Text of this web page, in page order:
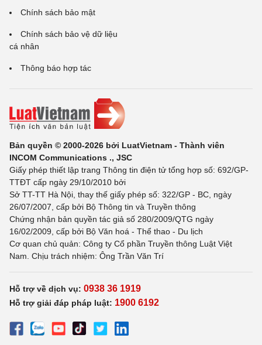
Chính sách bảo mật
Chính sách bảo vệ dữ liệu
cá nhân
Thông báo hợp tác
Bản quyền © 2000-2026 bởi LuatVietnam - Thành viên
INCOM Communications ., JSC
Giấy phép thiết lập trang Thông tin điện tử tổng hợp số: 692/GP-
TTĐT cấp ngày 29/10/2010 bởi
Sở TT-TT Hà Nội, thay thế giấy phép số: 322/GP - BC, ngày
26/07/2007, cấp bởi Bộ Thông tin và Truyền thông
Chứng nhận bản quyền tác giả số 280/2009/QTG ngày
16/02/2009, cấp bởi Bộ Văn hoá - Thể thao - Du lịch
Cơ quan chủ quản: Công ty Cổ phần Truyền thông Luật Việt
Nam. Chịu trách nhiệm: Ông Trần Văn Trí
Hỗ trợ về dịch vụ: 0938 36 1919
Hỗ trợ giải đáp pháp luật: 1900 6192